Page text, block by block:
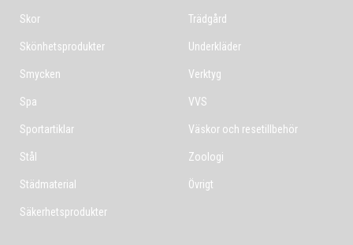
Skor
Skönhetsprodukter
Smycken
Spa
Sportartiklar
Stål
Städmaterial
Säkerhetsprodukter
Trädgård
Underkläder
Verktyg
VVS
Väskor och resetillbehör
Zoologi
Övrigt